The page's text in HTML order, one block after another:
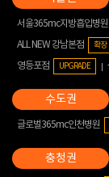
서울365mc지방흡입병원
ALL NEW 강남본점 확장
영등포점
UPGRADE
글로벌365mc인천병원